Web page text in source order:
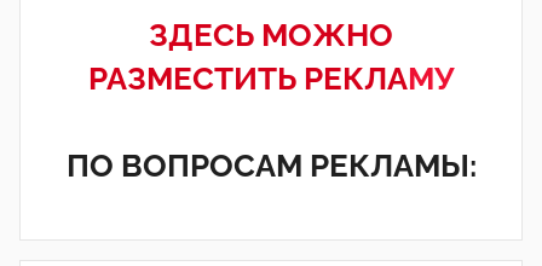
ЗДЕСЬ МОЖНО
РАЗМЕСТИТЬ РЕКЛАМУ
ПО ВОПРОСАМ РЕКЛАМЫ: